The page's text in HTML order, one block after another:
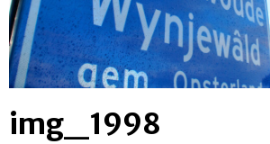
img_1998